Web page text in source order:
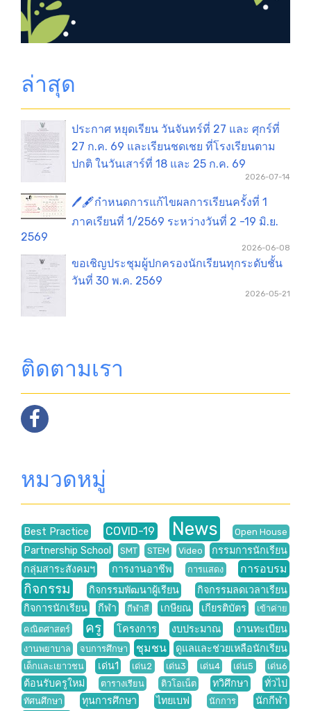
ล่าสุด
ประกาศ หยุดเรียน วันจันทร์ที่ 27 และ ศุกร์ที่
27 ก.ค. 69 และเรียนชดเชย ที่โรงเรียนตาม
ปกติ ในวันเสาร์ที่ 18 และ 25 ก.ค. 69
2026-07-14
🖊️🖋️กำหนดการแก้ไขผลการเรียนครั้งที่ 1
ภาคเรียนที่ 1/2569 ระหว่างวันที่ 2 -19 มิ.ย.
2569
2026-06-08
ขอเชิญประชุมผู้ปกครองนักเรียนทุกระดับชั้น
วันที่ 30 พ.ค. 2569
2026-05-21
ติดตามเรา
หมวดหมู่
Best Practice COVID-19 News Open House
Partnership School SMT STEM Video
กรรมการนักเรียน
กลุ่มสาระสังคมฯ
การงานอาชีพ การแสดง การอบรม
กิจกรรม กิจกรรมพัฒนาผู้เรียน
กิจกรรมลดเวลาเรียน
กิจการนักเรียน
กีฬา กีฬาสี เกษียณ เกียรติบัตร
เข้าค่าย
คณิตศาสตร์
ครู โครงการ งบประมาณ งานทะเบียน
งานพยาบาล จบการศึกษา ชุมชน ดูแลและช่วยเหลือนักเรียน
เด็กและเยาวชน เด่น1 เด่น2 เด่น3 เด่น4 เด่น5 เด่น6
ต้อนรับครูใหม่ ตารางเรียน ติวโอเน็ต ทวิศึกษา ทั่วไป
ทัศนศึกษา ทุนการศึกษา ไทยเบฟ นักการ นักกีฬา